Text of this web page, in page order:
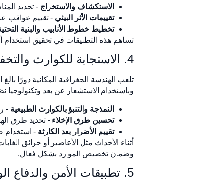
الاستكشاف والاستخراج - تحديد
تقييمات الأثر البيئي - تقييم عواقب
تخطيط خطوط الأنابيب والبنية
تساهم هذه التطبيقات في تحقيق استخدام
4. الاستجابة للكوارث والتخفيف من المخاطر
تلعب الهندسة الجغرافية المكانية دورًا
وباستخدام الاستشعار عن بعد وتكنولوجيا
النمذجة والتنبؤ بالكوارث الطبيعية -
تحسين طرق الإخلاء - تحديد طرق
تقييم الأضرار بعد الكارثة - استخدام
أثناء الأحداث مثل الأعاصير أو حرائق
وضمان تخصيص الموارد بشكل فعال.
5. تطبيقات الأمن والدفاع الوطني